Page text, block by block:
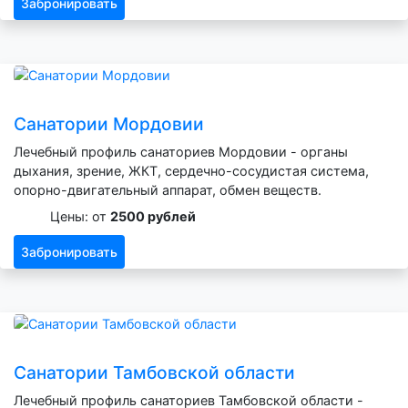
Забронировать
Санатории Мордовии
Лечебный профиль санаториев Мордовии - органы
дыхания, зрение, ЖКТ, сердечно-сосудистая система,
опорно-двигательный аппарат, обмен веществ.
Цены: от 2500 рублей
Забронировать
Санатории Тамбовской области
Лечебный профиль санаториев Тамбовской области -